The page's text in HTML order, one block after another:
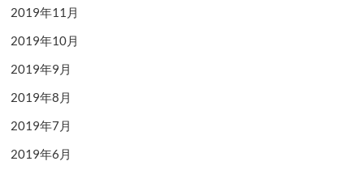
2019年11月
2019年10月
2019年9月
2019年8月
2019年7月
2019年6月